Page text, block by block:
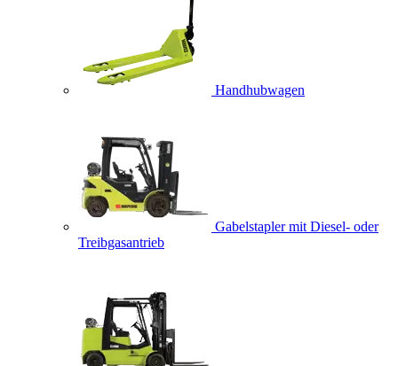
Handhubwagen
Gabelstapler mit Diesel- oder
Treibgasantrieb